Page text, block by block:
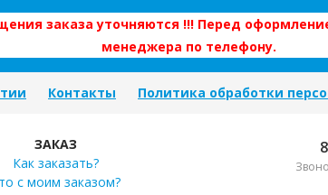
заказа уточняются !!! Перед
менеджера по телефону.
Контакты Политика обработки
ЗАКАЗ
Как заказать?
с моим заказом?